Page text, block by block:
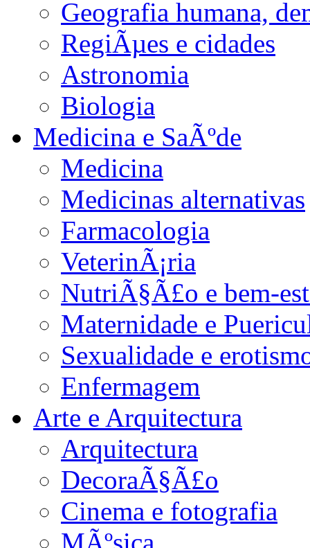
Geografia humana,
RegiÃµes e cidades
Astronomia
Biologia
Medicina e SaÃºde
Medicina
Medicinas alternativas
Farmacologia
VeterinÃ¡ria
NutriÃ§Ã£o e bem-
Maternidade e
Sexualidade e
Enfermagem
Arte e Arquitectura
Arquitectura
DecoraÃ§Ã£o
Cinema e fotografia
MÃºsica